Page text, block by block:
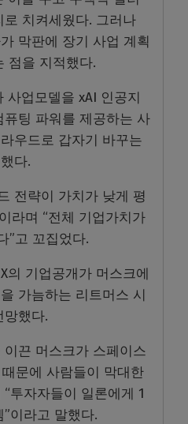
치켜세웠다. 그러나
막판에 장기 사업 계획
점을 지적했다.
사업모델을 xAI 인공지
팅 파워를 제공하는 사
우드로 갑자기 바꾸는
다.
전략이 가치가 낮게 평
라며 “전체 기업가치가
”고 꼬집었다.
의 기업공개가 머스크에
가늠하는 리트머스 시
망했다.
끈 머스크가 스페이스
문에 사람들이 막대한
투자자들이 일론에게 1
이라고 말했다.